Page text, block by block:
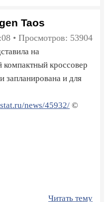
Taos
• Просмотров: 53904
на
кроссовер
запланирована и для
news/45932/ ©
Читать тему